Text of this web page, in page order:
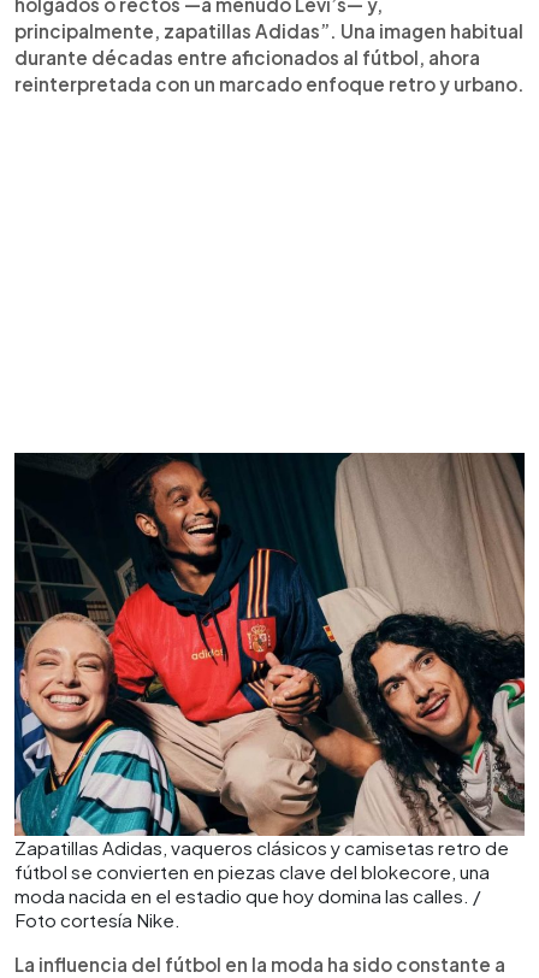
principalmente, zapatillas Adidas”. Una imagen habitual
durante décadas entre aficionados al fútbol, ahora
reinterpretada con un marcado enfoque retro y urbano.
Zapatillas Adidas, vaqueros clásicos y camisetas retro de
fútbol se convierten en piezas clave del blokecore, una
moda nacida en el estadio que hoy domina las calles. /
Foto cortesía Nike.
La influencia del fútbol en la moda ha sido constante a